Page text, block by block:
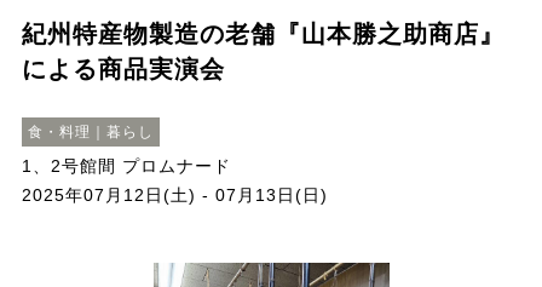
紀州特産物製造の老舗『山本勝之助商店』
による商品実演会
食・料理｜暮らし
1、2号館間 プロムナード
2025年07月12日(土) - 07月13日(日)